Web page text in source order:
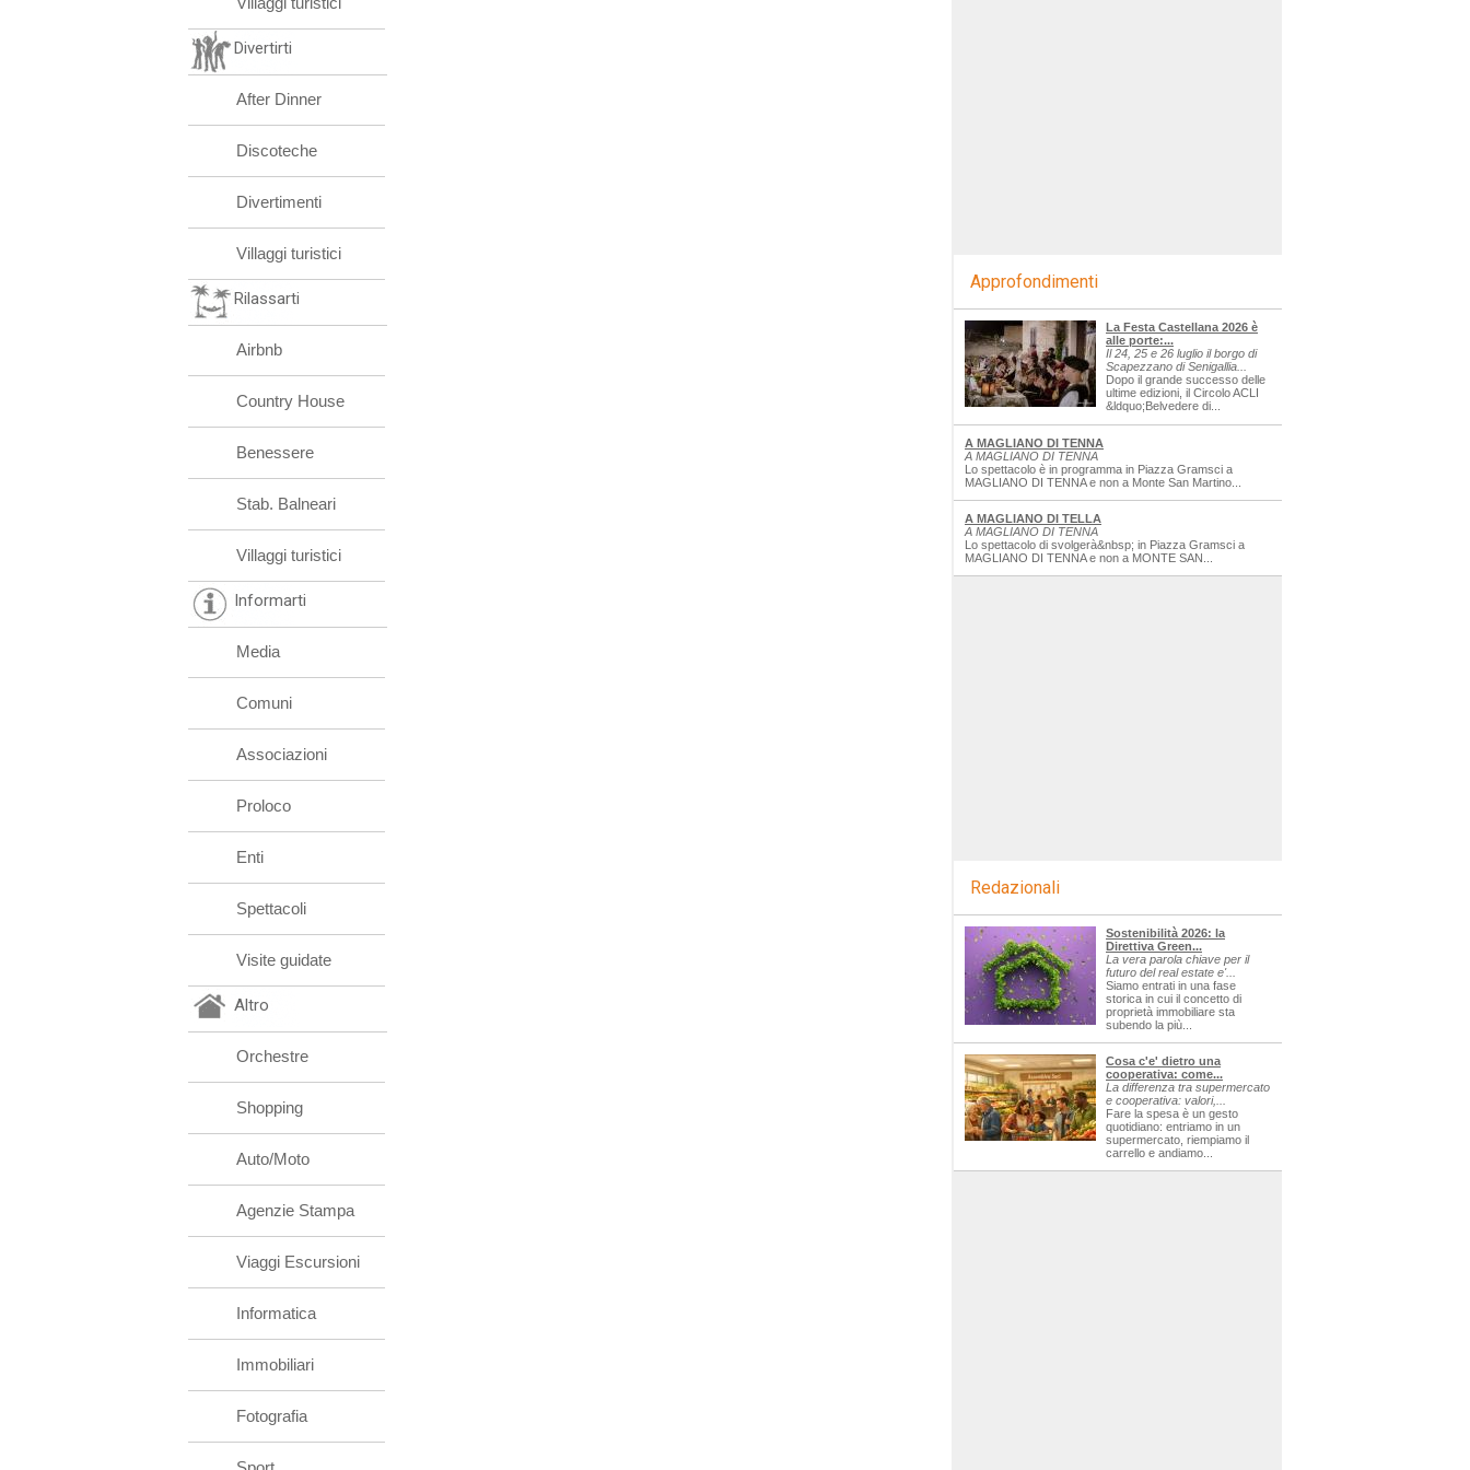
Divertirti
After Dinner
Discoteche
Divertimenti
Villaggi turistici
Rilassarti
Airbnb
Country House
Benessere
Stab. Balneari
Villaggi turistici
Informarti
Media
Comuni
Associazioni
Proloco
Enti
Spettacoli
Visite guidate
Altro
Orchestre
Shopping
Auto/Moto
Agenzie Stampa
Viaggi Escursioni
Informatica
Immobiliari
Fotografia
Approfondimenti
La Festa Castellana 2026 è
alle porte:...
Il 24, 25 e 26 luglio il borgo di
Scapezzano di Senigallia...
Dopo il grande successo delle
ultime edizioni, il Circolo ACLI
&ldquo;Belvedere di...
A MAGLIANO DI TENNA
A MAGLIANO DI TENNA
Lo spettacolo è in programma in Piazza Gramsci a
MAGLIANO DI TENNA e non a Monte San Martino...
A MAGLIANO DI TELLA
A MAGLIANO DI TENNA
Lo spettacolo di svolgerà&nbsp; in Piazza Gramsci a
MAGLIANO DI TENNA e non a MONTE SAN...
Redazionali
Sostenibilità 2026: la
Direttiva Green...
La vera parola chiave per il
futuro del real estate e'...
Siamo entrati in una fase
storica in cui il concetto di
proprietà immobiliare sta
subendo la più...
Cosa c'e' dietro una
cooperativa: come...
La differenza tra supermercato
e cooperativa: valori,...
Fare la spesa è un gesto
quotidiano: entriamo in un
supermercato, riempiamo il
carrello e andiamo...